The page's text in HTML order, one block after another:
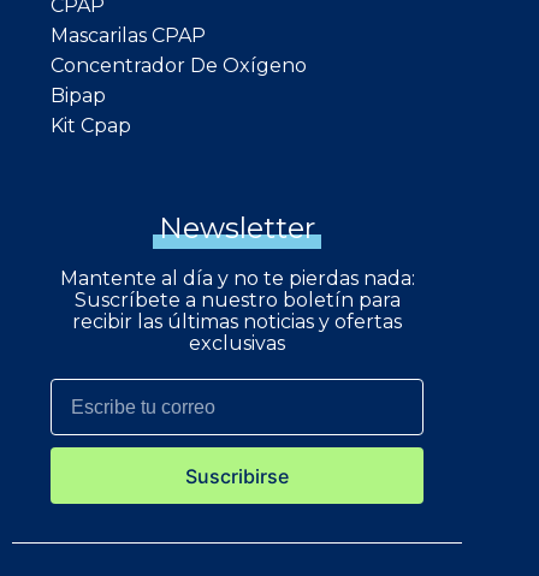
CPAP
Mascarilas CPAP
Concentrador De Oxígeno
Bipap
Kit Cpap
Newsletter
Mantente al día y no te pierdas nada:
Suscríbete a nuestro boletín para
recibir las últimas noticias y ofertas
exclusivas
Suscribirse